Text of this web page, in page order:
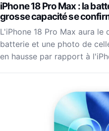
iPhone 18 Pro Max : la
grosse capacité se
L'iPhone 18 Pro Max aura
batterie et une photo de
en hausse par rapport à